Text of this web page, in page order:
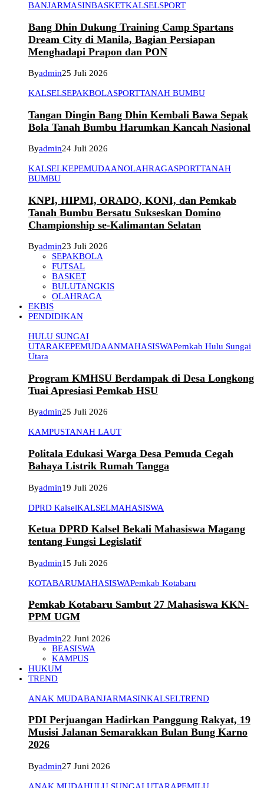
BANJARMASINBASKETKALSELSPORT
Bang Dhin Dukung Training Camp Spartans
Dream City di Manila, Bagian Persiapan
Menghadapi Prapon dan PON
Byadmin25 Juli 2026
KALSELSEPAKBOLASPORTTANAH BUMBU
Tangan Dingin Bang Dhin Kembali Bawa Sepak
Bola Tanah Bumbu Harumkan Kancah Nasional
Byadmin24 Juli 2026
KALSELKEPEMUDAANOLAHRAGASPORTTANAH
BUMBU
KNPI, HIPMI, ORADO, KONI, dan Pemkab
Tanah Bumbu Bersatu Sukseskan Domino
Championship se-Kalimantan Selatan
Byadmin23 Juli 2026
SEPAKBOLA
FUTSAL
BASKET
BULUTANGKIS
OLAHRAGA
EKBIS
PENDIDIKAN
HULU SUNGAI
UTARAKEPEMUDAANMAHASISWAPemkab Hulu Sungai
Utara
Program KMHSU Berdampak di Desa Longkong
Tuai Apresiasi Pemkab HSU
Byadmin25 Juli 2026
KAMPUSTANAH LAUT
Politala Edukasi Warga Desa Pemuda Cegah
Bahaya Listrik Rumah Tangga
Byadmin19 Juli 2026
DPRD KalselKALSELMAHASISWA
Ketua DPRD Kalsel Bekali Mahasiswa Magang
tentang Fungsi Legislatif
Byadmin15 Juli 2026
KOTABARUMAHASISWAPemkab Kotabaru
Pemkab Kotabaru Sambut 27 Mahasiswa KKN-
PPM UGM
Byadmin22 Juni 2026
BEASISWA
KAMPUS
HUKUM
TREND
ANAK MUDABANJARMASINKALSELTREND
PDI Perjuangan Hadirkan Panggung Rakyat, 19
Musisi Jalanan Semarakkan Bulan Bung Karno
2026
Byadmin27 Juni 2026